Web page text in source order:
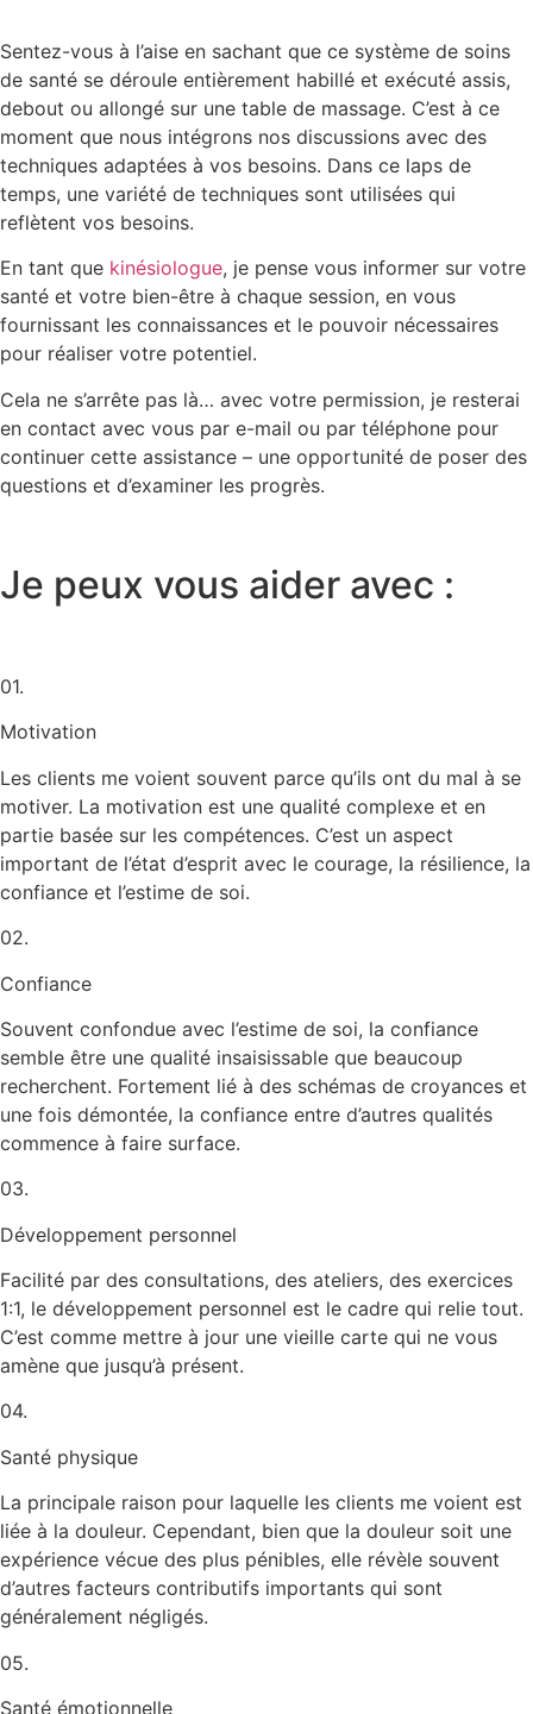
Sentez-vous à l’aise en sachant que ce système de soins
de santé se déroule entièrement habillé et exécuté assis,
debout ou allongé sur une table de massage. C’est à ce
moment que nous intégrons nos discussions avec des
techniques adaptées à vos besoins. Dans ce laps de
temps, une variété de techniques sont utilisées qui
reflètent vos besoins.
En tant que kinésiologue, je pense vous informer sur votre
santé et votre bien-être à chaque session, en vous
fournissant les connaissances et le pouvoir nécessaires
pour réaliser votre potentiel.
Cela ne s’arrête pas là… avec votre permission, je resterai
en contact avec vous par e-mail ou par téléphone pour
continuer cette assistance – une opportunité de poser des
questions et d’examiner les progrès.
Je peux vous aider avec :
01.
Motivation
Les clients me voient souvent parce qu’ils ont du mal à se
motiver. La motivation est une qualité complexe et en
partie basée sur les compétences. C’est un aspect
important de l’état d’esprit avec le courage, la résilience, la
confiance et l’estime de soi.
02.
Confiance
Souvent confondue avec l’estime de soi, la confiance
semble être une qualité insaisissable que beaucoup
recherchent. Fortement lié à des schémas de croyances et
une fois démontée, la confiance entre d’autres qualités
commence à faire surface.
03.
Développement personnel
Facilité par des consultations, des ateliers, des exercices
1:1, le développement personnel est le cadre qui relie tout.
C’est comme mettre à jour une vieille carte qui ne vous
amène que jusqu’à présent.
04.
Santé physique
La principale raison pour laquelle les clients me voient est
liée à la douleur. Cependant, bien que la douleur soit une
expérience vécue des plus pénibles, elle révèle souvent
d’autres facteurs contributifs importants qui sont
généralement négligés.
05.
Santé émotionnelle